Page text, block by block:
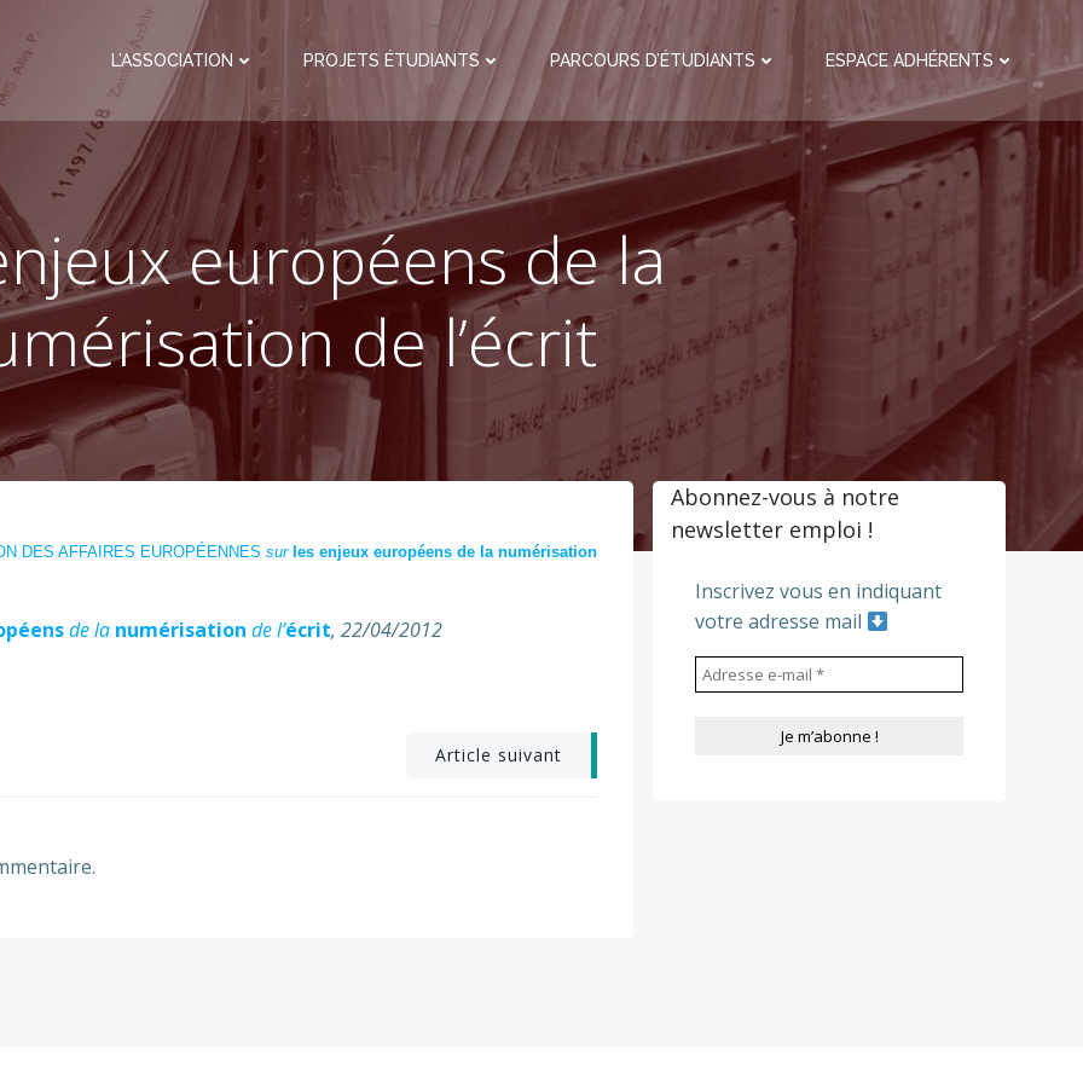
L’ASSOCIATION PROJETS ÉTUDIANTS PARCOURS D’ÉTUDIANTS ESPACE ADHÉRENTS
européens de la
de l’écrit
DES AFFAIRES EUROPÉENNES sur les enjeux européens de la numérisation
de la numérisation de l’écrit, 22/04/2012
Article suivant
Abonnez-vous à notre
newsletter emploi !
Inscrivez vous en indiquant
votre adresse mail